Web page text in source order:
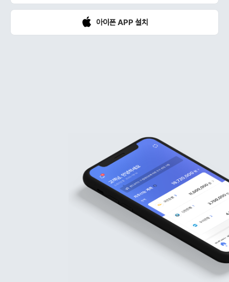
아이폰 APP 설치